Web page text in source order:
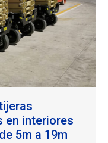
en interiores
5m a 19m